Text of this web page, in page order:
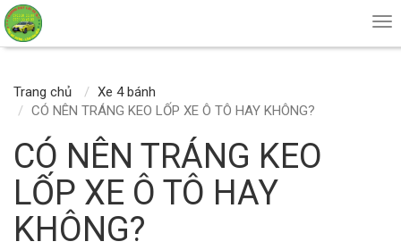
Trang chủ
Xe 4 bánh
CÓ NÊN TRÁNG KEO LỐP XE Ô TÔ HAY KHÔNG?
CÓ NÊN TRÁNG KEO
LỐP XE Ô TÔ HAY
KHÔNG?